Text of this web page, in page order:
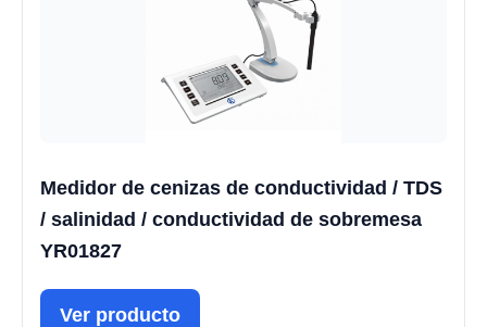
Medidor de cenizas de conductividad / TDS
/ salinidad / conductividad de sobremesa
YR01827
Ver producto